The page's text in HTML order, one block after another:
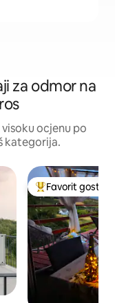
za odmor na
ocjenu po
kategorija.
Glavni favorit
Favorit gostiju